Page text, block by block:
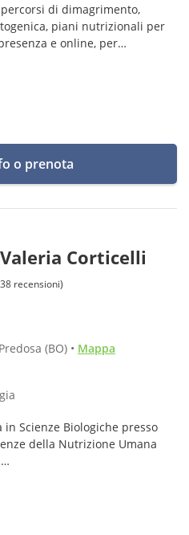
di dimagrimento,
piani nutrizionali per
e online, per
o prenota
Corticelli
recensioni)
(BO) • Mappa
Scienze Biologiche presso
della Nutrizione Umana